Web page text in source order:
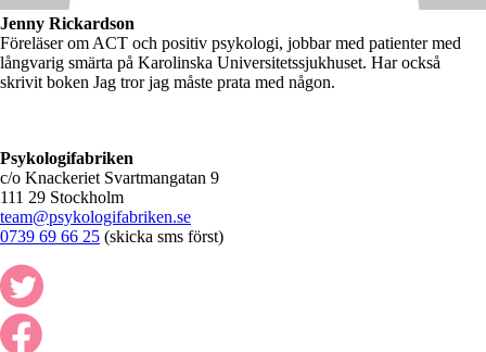
Jenny Rickardson
Föreläser om ACT och positiv psykologi, jobbar med patienter med
långvarig smärta på Karolinska Universitetssjukhuset. Har också
skrivit boken Jag tror jag måste prata med någon.
Psykologifabriken
c/o Knackeriet Svartmangatan 9
111 29 Stockholm
team@psykologifabriken.se
0739 69 66 25 (skicka sms först)